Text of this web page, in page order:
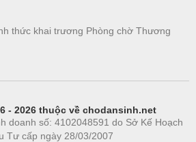
thức khai trương Phòng chờ Thương
- 2026 thuộc về chodansinh.net
doanh số: 4102048591 do Sở Kế Hoạch
Tư cấp ngày 28/03/2007